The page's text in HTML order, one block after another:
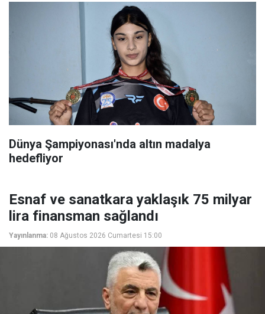
Dünya Şampiyonası'nda altın madalya
hedefliyor
Esnaf ve sanatkara yaklaşık 75 milyar
lira finansman sağlandı
Yayınlanma: 08 Ağustos 2026 Cumartesi 15:00